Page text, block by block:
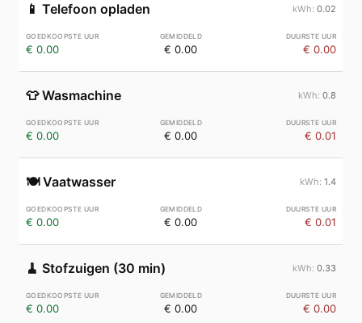
📱 Telefoon opladen 0.02
€ 0.00 € 0.00 € 0.00
👕 Wasmachine 0.8
€ 0.00 € 0.00 € 0.01
🍽️ Vaatwasser 1.4
€ 0.00 € 0.00 € 0.01
🧹 Stofzuigen (30 min) 0.33
€ 0.00 € 0.00 € 0.00